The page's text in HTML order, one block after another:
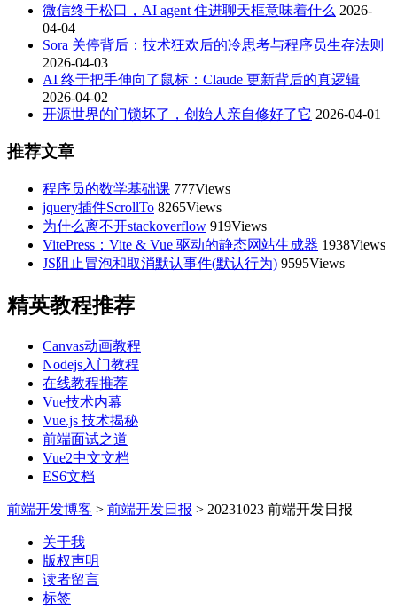
微信终于松口，AI agent 住进聊天框意味着什么 2026-
04-04
Sora 关停背后：技术狂欢后的冷思考与程序员生存法则
2026-04-03
AI 终于把手伸向了鼠标：Claude 更新背后的真逻辑
2026-04-02
开源世界的门锁坏了，创始人亲自修好了它 2026-04-01
推荐文章
程序员的数学基础课 777Views
jquery插件ScrollTo 8265Views
为什么离不开stackoverflow 919Views
VitePress：Vite & Vue 驱动的静态网站生成器 1938Views
JS阻止冒泡和取消默认事件(默认行为) 9595Views
精英教程推荐
Canvas动画教程
Nodejs入门教程
在线教程推荐
Vue技术内幕
Vue.js 技术揭秘
前端面试之道
Vue2中文文档
ES6文档
前端开发博客 > 前端开发日报 > 20231023 前端开发日报
关于我
版权声明
读者留言
标签